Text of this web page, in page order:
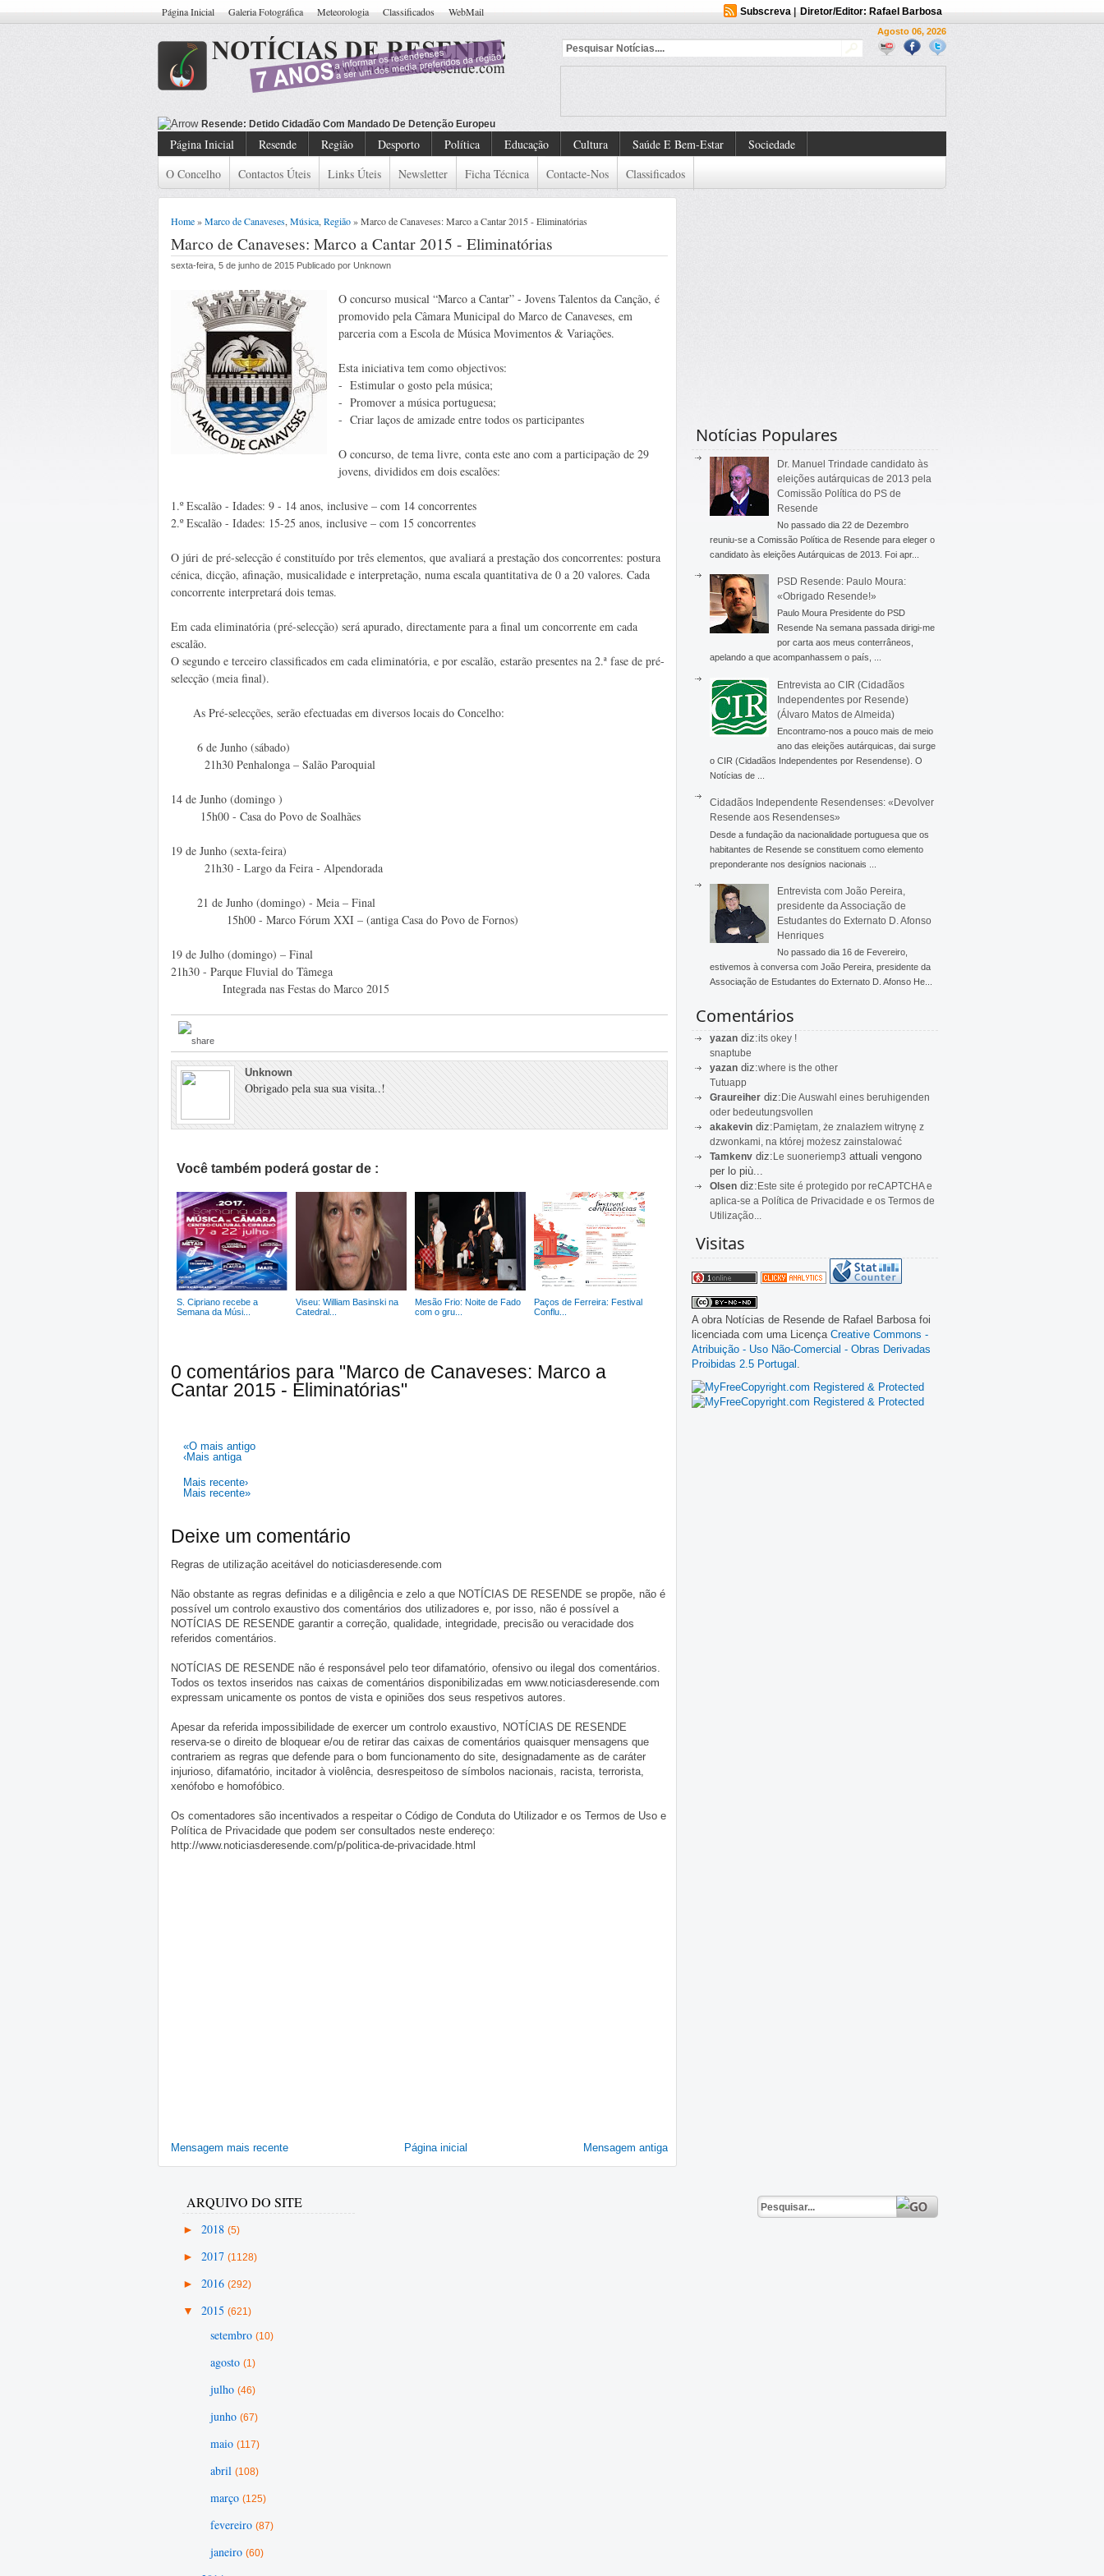
Página Inicial Galeria Fotográfica Meteorologia Classificados WebMail Subscreva| Diretor/Editor: Rafael Barbosa
Agosto 06, 2026
Resende: Detido Cidadão Com Mandado De Detenção Europeu
Página Inicial Resende Região Desporto Política Educação Cultura Saúde E Bem-Estar
Sociedade
O Concelho
Contactos Úteis Links Úteis Newsletter Ficha Técnica Contacte-Nos Classificados
Home»Marco de Canaveses Música Região» Marco de Canaveses: Marco a Cantar 2015 - Eliminatórias
Marco de Canaveses: Marco a Cantar 2015 - Eliminatórias
sexta-feira, 5 de junho de 2015 Publicado por Unknown
O concurso musical “Marco a Cantar” - Jovens Talentos da Canção, é
promovido pela Câmara Municipal do Marco de Canaveses, em
parceria com a Escola de Música Movimentos & Variações.
Esta iniciativa tem como objectivos:
- Estimular o gosto pela música;
- Promover a música portuguesa;
- Criar laços de amizade entre todos os participantes
O concurso, de tema livre, conta este ano com a participação de 29
jovens, divididos em dois escalões:
1.º Escalão - Idades: 9 - 14 anos, inclusive – com 14 concorrentes
2.º Escalão - Idades: 15-25 anos, inclusive – com 15 concorrentes
O júri de pré-selecção é constituído por três elementos, que avaliará a prestação dos concorrentes: postura
cénica, dicção, afinação, musicalidade e interpretação, numa escala quantitativa de 0 a 20 valores. Cada
concorrente interpretará dois temas.
Em cada eliminatória (pré-selecção) será apurado, directamente para a final um concorrente em cada
escalão.
O segundo e terceiro classificados em cada eliminatória, e por escalão, estarão presentes na 2.ª fase de pré-
selecção (meia final).
As Pré-selecções, serão efectuadas em diversos locais do Concelho:
6 de Junho (sábado)
21h30 Penhalonga – Salão Paroquial
14 de Junho (domingo )
15h00 - Casa do Povo de Soalhães
19 de Junho (sexta-feira)
21h30 - Largo da Feira - Alpendorada
21 de Junho (domingo) - Meia – Final
15h00 - Marco Fórum XXI – (antiga Casa do Povo de Fornos)
19 de Julho (domingo) – Final
21h30 - Parque Fluvial do Tâmega
Integrada nas Festas do Marco 2015
Unknown
Obrigado pela sua sua visita..!
Você também poderá gostar de :
S. Cipriano recebe a
Semana da Músi...
Viseu: William Basinski na
Catedral...
Mesão Frio: Noite de Fado
com o gru...
Paços de Ferreira: Festival
Conflu...
0 comentários para "Marco de Canaveses: Marco a
Cantar 2015 - Eliminatórias"
«O mais antigo
‹Mais antiga
Mais recente›
Mais recente»
Deixe um comentário
Regras de utilização aceitável do noticiasderesende.com
Não obstante as regras definidas e a diligência e zelo a que NOTÍCIAS DE RESENDE se propõe, não é
possível um controlo exaustivo dos comentários dos utilizadores e, por isso, não é possível a
NOTÍCIAS DE RESENDE garantir a correção, qualidade, integridade, precisão ou veracidade dos
referidos comentários.
NOTÍCIAS DE RESENDE não é responsável pelo teor difamatório, ofensivo ou ilegal dos comentários.
Todos os textos inseridos nas caixas de comentários disponibilizadas em www.noticiasderesende.com
expressam unicamente os pontos de vista e opiniões dos seus respetivos autores.
Apesar da referida impossibilidade de exercer um controlo exaustivo, NOTÍCIAS DE RESENDE
reserva-se o direito de bloquear e/ou de retirar das caixas de comentários quaisquer mensagens que
contrariem as regras que defende para o bom funcionamento do site, designadamente as de caráter
injurioso, difamatório, incitador à violência, desrespeitoso de símbolos nacionais, racista, terrorista,
xenófobo e homofóbico.
Os comentadores são incentivados a respeitar o Código de Conduta do Utilizador e os Termos de Uso e
Política de Privacidade que podem ser consultados neste endereço:
http://www.noticiasderesende.com/p/politica-de-privacidade.html
Mensagem mais recente Mensagem antiga
Página inicial
Notícias Populares
Dr. Manuel Trindade candidato às
eleições autárquicas de 2013 pela
Comissão Política do PS de
Resende
No passado dia 22 de Dezembro
reuniu-se a Comissão Política de Resende para eleger o
candidato às eleições Autárquicas de 2013. Foi apr...
PSD Resende: Paulo Moura:
«Obrigado Resende!»
Paulo Moura Presidente do PSD
Resende Na semana passada dirigi-me
por carta aos meus conterrâneos,
apelando a que acompanhassem o país, ...
Entrevista ao CIR (Cidadãos
Independentes por Resende)
(Álvaro Matos de Almeida)
Encontramo-nos a pouco mais de meio
ano das eleições autárquicas, dai surge
o CIR (Cidadãos Independentes por Resendense). O
Notícias de ...
Cidadãos Independente Resendenses: «Devolver
Resende aos Resendenses»
Desde a fundação da nacionalidade portuguesa que os
habitantes de Resende se constituem como elemento
preponderante nos desígnios nacionais ...
Entrevista com João Pereira,
presidente da Associação de
Estudantes do Externato D. Afonso
Henriques
No passado dia 16 de Fevereiro,
estivemos à conversa com João Pereira, presidente da
Associação de Estudantes do Externato D. Afonso He...
Comentários
yazan diz:its okey !
snaptube
yazan diz:where is the other
Tutuapp
Graureiher diz:Die Auswahl eines beruhigenden
oder bedeutungsvollen
akakevin diz:Pamiętam, że znalazłem witrynę z
dzwonkami, na której możesz zainstalować
Tamkenv diz:Le suoneriemp3 attuali vengono
per lo più...
Olsen diz:Este site é protegido por reCAPTCHA e
aplica-se a Política de Privacidade e os Termos de
Utilização...
Visitas
A obra Notícias de Resende de Rafael Barbosa foi
licenciada com uma Licença Creative Commons -
Atribuição - Uso Não-Comercial - Obras Derivadas
Proibidas 2.5 Portugal
ARQUIVO DO SITE
► 2018 (5)
► 2017 (1128)
► 2016 (292)
▼ 2015 (621)
setembro (10)
agosto (1)
julho (46)
junho (67)
maio (117)
abril (108)
março (125)
fevereiro (87)
janeiro (60)